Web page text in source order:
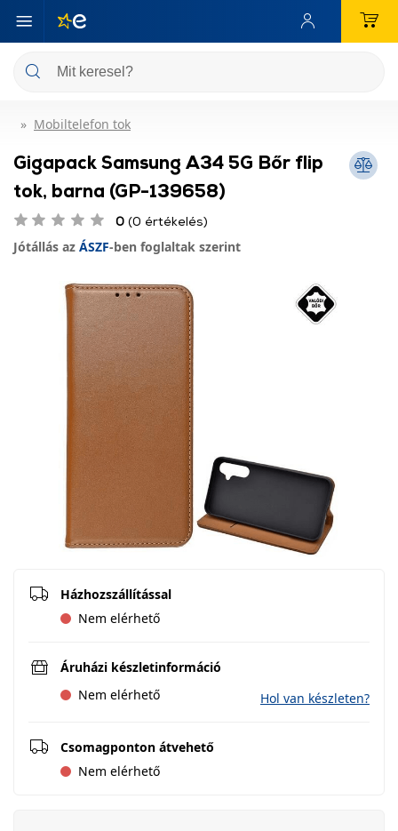
Mobiltelefon tok
Gigapack Samsung A34 5G Bőr flip
tok, barna (GP-139658)
0 (0 értékelés)
Jótállás az ÁSZF-ben foglaltak szerint
Házhozszállítással
Nem elérhető
Áruházi készletinformáció
Nem elérhető
Hol van készleten?
Csomagponton átvehető
Nem elérhető